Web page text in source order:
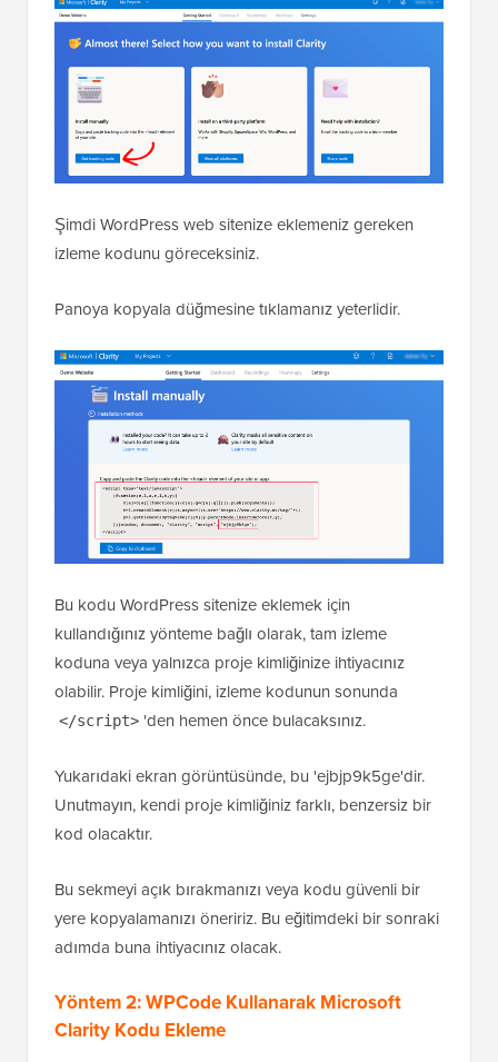
Şimdi WordPress web sitenize eklemeniz gereken
izleme kodunu göreceksiniz.
Panoya kopyala düğmesine tıklamanız yeterlidir.
Bu kodu WordPress sitenize eklemek için
kullandığınız yönteme bağlı olarak, tam izleme
koduna veya yalnızca proje kimliğinize ihtiyacınız
olabilir. Proje kimliğini, izleme kodunun sonunda
</script> 'den hemen önce bulacaksınız.
Yukarıdaki ekran görüntüsünde, bu 'ejbjp9k5ge'dir.
Unutmayın, kendi proje kimliğiniz farklı, benzersiz bir
kod olacaktır.
Bu sekmeyi açık bırakmanızı veya kodu güvenli bir
yere kopyalamanızı öneririz. Bu eğitimdeki bir sonraki
adımda buna ihtiyacınız olacak.
Yöntem 2: WPCode Kullanarak Microsoft
Clarity Kodu Ekleme